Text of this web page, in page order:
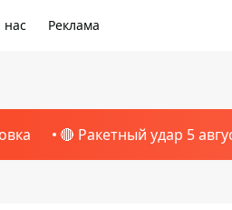
Реклама
🔴 Ракетный удар 5